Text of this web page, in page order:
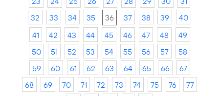
32
33 34 35 36 37 38 39
40
41
42 43 44 45 46 47 48
49
50
51 52 53 54 55 56 57
58
59
60 61 62 63 64 65 66
67
68
69 70 71 72 73 74 75 76
77